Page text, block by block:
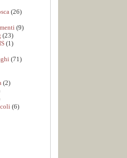
(26)
(9)
(23)
(1)
(71)
(2)
(6)